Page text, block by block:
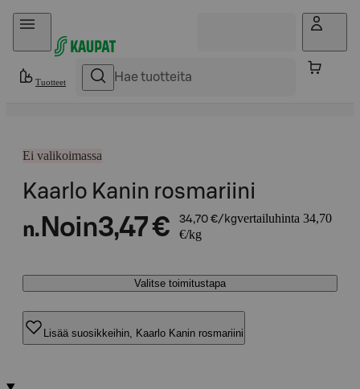
Hyppää sisältöön
Tuotteet
Ei valikoimassa
Kaarlo Kanin rosmariini
n. Noin3,47 € 34,70 €/kgvertailuhinta 34,70
€/kg
Valitse toimitustapa
Lisää suosikkeihin, Kaarlo Kanin rosmariini